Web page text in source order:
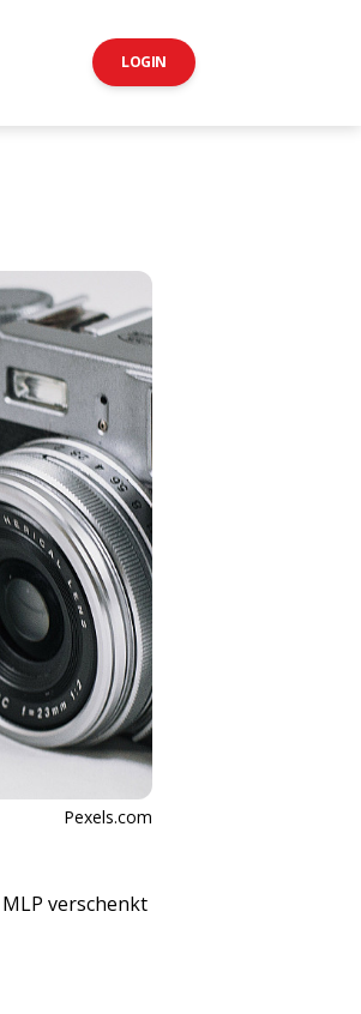
LOGIN
Pexels.com
verschenkt